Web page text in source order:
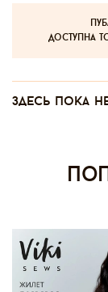
доступна
Здесь пока